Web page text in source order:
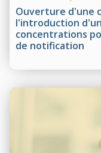
Ouverture d'une
l'introduction
concentrations
de notification